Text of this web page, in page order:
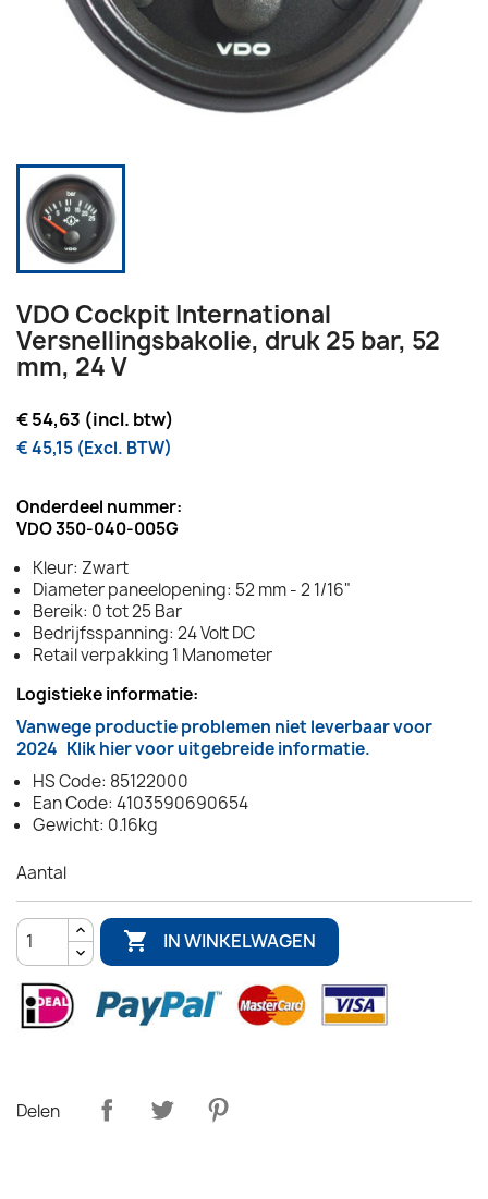
VDO Cockpit International
Versnellingsbakolie, druk 25 bar, 52
mm, 24 V
€ 54,63 (incl. btw)
€ 45,15 (Excl. BTW)
Onderdeel nummer:
VDO 350-040-005G
Kleur: Zwart
Diameter paneelopening: 52 mm - 2 1/16"
Bereik: 0 tot 25 Bar
Bedrijfsspanning: 24 Volt DC
Retail verpakking 1 Manometer
Logistieke informatie:
Vanwege productie problemen niet leverbaar voor
2024 Klik hier voor uitgebreide informatie.
HS Code: 85122000
Ean Code: 4103590690654
Gewicht: 0.16kg
Aantal
 IN WINKELWAGEN
Delen